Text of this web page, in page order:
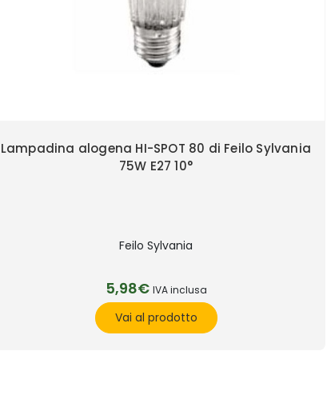
Lampadina alogena HI-SPOT 80 di Feilo Sylvania
75W E27 10°
Feilo Sylvania
5,98€ IVA inclusa
Vai al prodotto